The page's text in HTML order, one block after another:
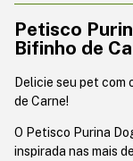
Petisco
Bifinho de
Delicie seu pet com
de Carne!
O Petisco Purina
inspirada nas mais